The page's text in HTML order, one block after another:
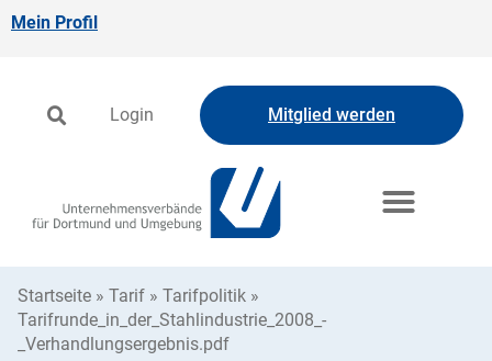
Mein Profil
Login Mitglied werden
Startseite » Tarif » Tarifpolitik »
Tarifrunde_in_der_Stahlindustrie_2008_-
_Verhandlungsergebnis.pdf